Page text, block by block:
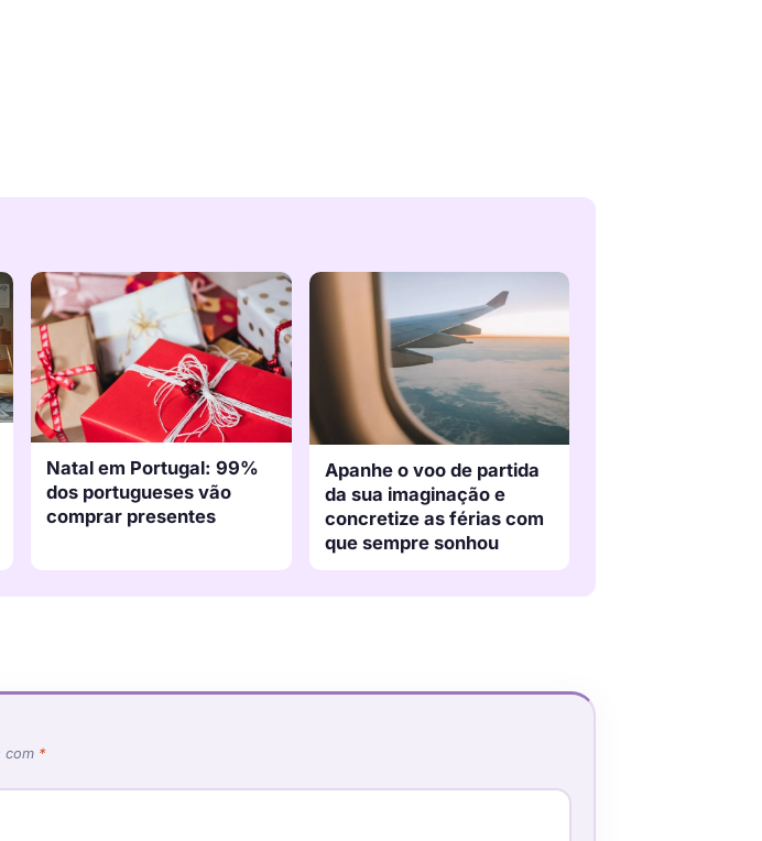
Natal em Portugal: 99%
dos portugueses vão
comprar presentes
Apanhe o voo de partida
da sua imaginação e
concretize as férias com
que sempre sonhou
com *